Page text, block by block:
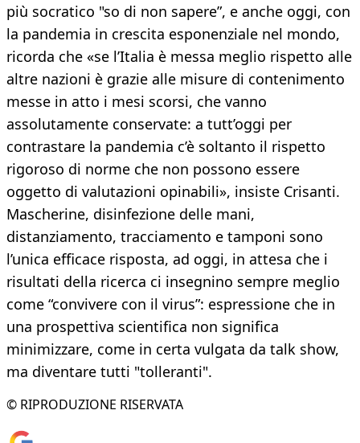
più socratico "so di non sapere”, e anche oggi, con
la pandemia in crescita esponenziale nel mondo,
ricorda che «se l’Italia è messa meglio rispetto alle
altre nazioni è grazie alle misure di contenimento
messe in atto i mesi scorsi, che vanno
assolutamente conservate: a tutt’oggi per
contrastare la pandemia c’è soltanto il rispetto
rigoroso di norme che non possono essere
oggetto di valutazioni opinabili», insiste Crisanti.
Mascherine, disinfezione delle mani,
distanziamento, tracciamento e tamponi sono
l’unica efficace risposta, ad oggi, in attesa che i
risultati della ricerca ci insegnino sempre meglio
come “convivere con il virus”: espressione che in
una prospettiva scientifica non significa
minimizzare, come in certa vulgata da talk show,
ma diventare tutti "tolleranti".
© RIPRODUZIONE RISERVATA